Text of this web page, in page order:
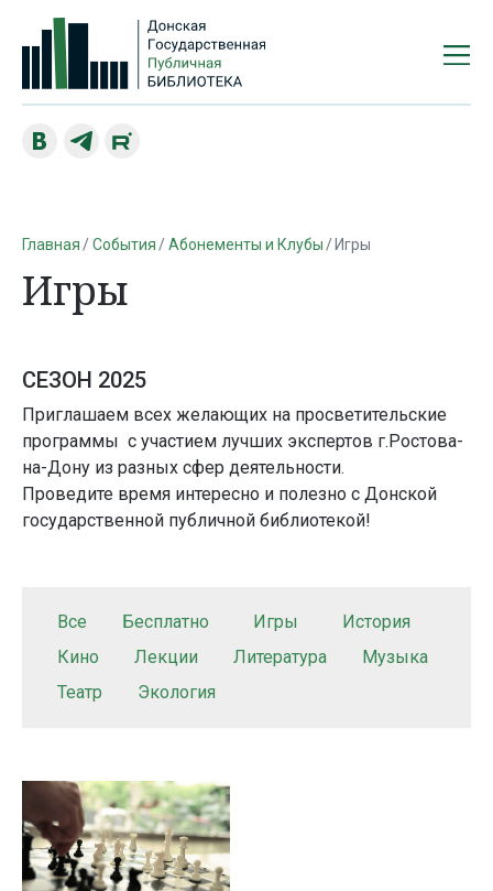
Главная События Абонементы и Клубы Игры
Игры
СЕЗОН 2025
Приглашаем всех желающих на просветительские
программы с участием лучших экспертов г.Ростова-
на-Дону из разных сфер деятельности.
Проведите время интересно и полезно с Донской
государственной публичной библиотекой!
Все Бесплатно Игры
История
Кино
Лекции Литература
Музыка
Театр
Экология